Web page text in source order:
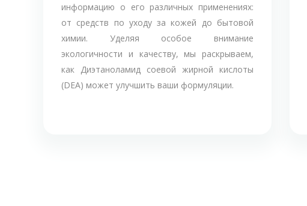
информацию о его различных применениях:
от средств по уходу за кожей до бытовой
химии. Уделяя особое внимание
экологичности и качеству, мы раскрываем,
как Диэтаноламид соевой жирной кислоты
(DEA) может улучшить ваши формуляции.